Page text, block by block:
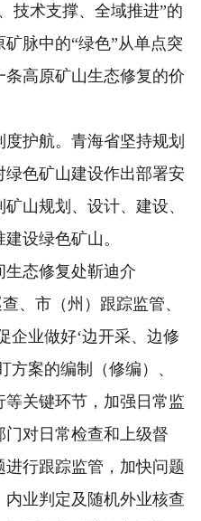
技术支撑、全域推进”的
脉中的“绿色”从单点突
高原矿山生态修复的价
护航。青海省坚持规划
色矿山建设作出部署安
山规划、设计、建设、
设绿色矿山。
态修复处靳迪介
、市（州）跟踪监管、
企业做好‘边开采、边修
方案的编制（修编）、
关键环节，加强日常监
对日常检查和上级督
行跟踪监管，加快问题
业判定及随机外业核查